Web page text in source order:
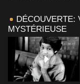
DÉCOUVERTE:
MYSTÉRIEUSE